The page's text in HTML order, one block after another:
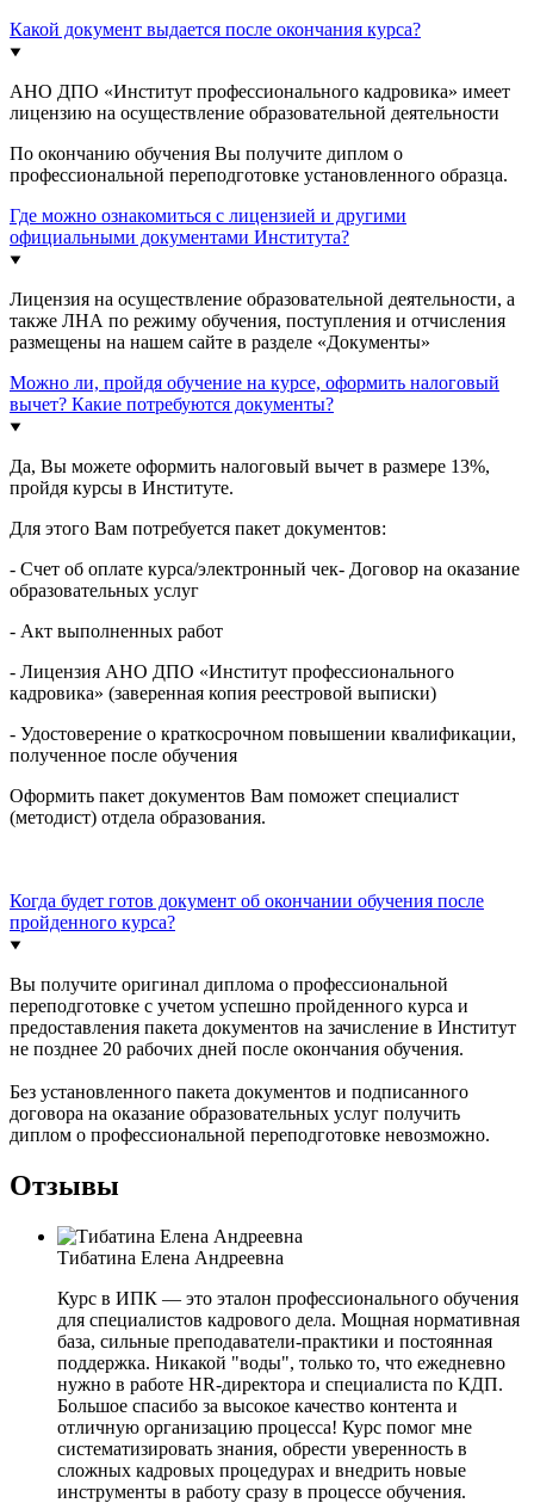
Какой документ выдается после окончания курса?
АНО ДПО «Институт профессионального кадровика» имеет
лицензию на осуществление образовательной деятельности
По окончанию обучения Вы получите диплом о
профессиональной переподготовке установленного образца.
Где можно ознакомиться с лицензией и другими
официальными документами Института?
Лицензия на осуществление образовательной деятельности, а
также ЛНА по режиму обучения, поступления и отчисления
размещены на нашем сайте в разделе «Документы»
Можно ли, пройдя обучение на курсе, оформить налоговый
вычет? Какие потребуются документы?
Да, Вы можете оформить налоговый вычет в размере 13%,
пройдя курсы в Институте.
Для этого Вам потребуется пакет документов:
- Счет об оплате курса/электронный чек- Договор на оказание
образовательных услуг
- Акт выполненных работ
- Лицензия АНО ДПО «Институт профессионального
кадровика» (заверенная копия реестровой выписки)
- Удостоверение о краткосрочном повышении квалификации,
полученное после обучения
Оформить пакет документов Вам поможет специалист
(методист) отдела образования.
Когда будет готов документ об окончании обучения после
пройденного курса?
Вы получите оригинал диплома о профессиональной
переподготовке с учетом успешно пройденного курса и
предоставления пакета документов на зачисление в Институт
не позднее 20 рабочих дней после окончания обучения.
Без установленного пакета документов и подписанного
договора на оказание образовательных услуг получить
диплом о профессиональной переподготовке невозможно.
Отзывы
Тибатина Елена Андреевна
Курс в ИПК — это эталон профессионального обучения
для специалистов кадрового дела. Мощная нормативная
база, сильные преподаватели-практики и постоянная
поддержка. Никакой "воды", только то, что ежедневно
нужно в работе HR-директора и специалиста по КДП.
Большое спасибо за высокое качество контента и
отличную организацию процесса! Курс помог мне
систематизировать знания, обрести уверенность в
сложных кадровых процедурах и внедрить новые
инструменты в работу сразу в процессе обучения.